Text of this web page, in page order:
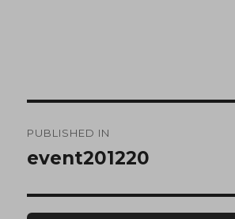
PUBLISHED IN
event201220